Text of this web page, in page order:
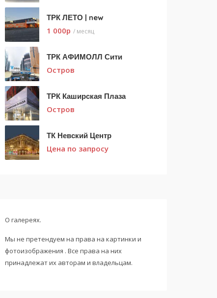
ТРК ЛЕТО | new
1 000p / месяц
ТРК АФИМОЛЛ Сити
Остров
ТРК Каширская Плаза
Остров
ТК Невский Центр
Цена по запросу
О галереях.
Мы не претендуем на права на картинки и
фотоизображения . Все права на них
принадлежат их авторам и владельцам.